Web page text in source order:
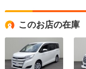
このお店の在庫